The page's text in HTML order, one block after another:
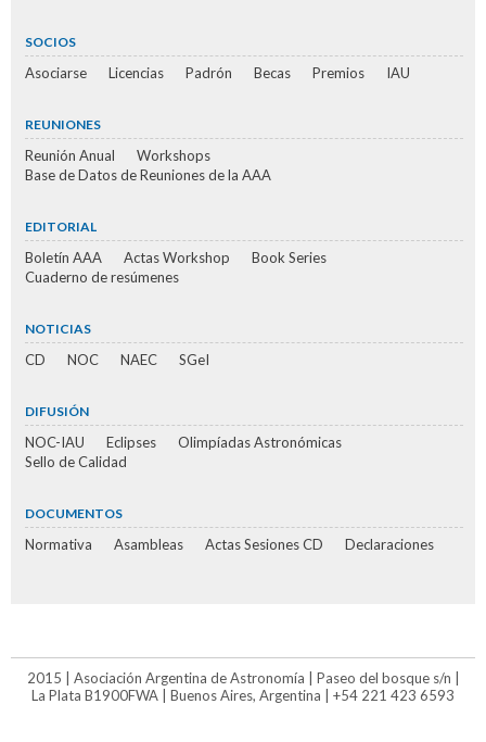
SOCIOS
Asociarse Licencias Padrón Becas Premios IAU
REUNIONES
Reunión Anual
Workshops
Base de Datos de Reuniones de la AAA
EDITORIAL
Boletín AAA Actas Workshop
Book Series
Cuaderno de resúmenes
NOTICIAS
CD NOC NAEC SGeI
DIFUSIÓN
NOC-IAU Eclipses
Olimpíadas Astronómicas
Sello de Calidad
DOCUMENTOS
Normativa Asambleas Actas Sesiones CD Declaraciones
2015 | Asociación Argentina de Astronomía | Paseo del bosque s/n |
La Plata B1900FWA | Buenos Aires, Argentina | +54 221 423 6593